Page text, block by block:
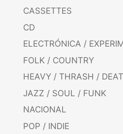
CASSETTES
CD
ELECTRÓNICA /
FOLK / COUNTRY
HEAVY / THRASH /
JAZZ / SOUL / FUNK
NACIONAL
POP / INDIE